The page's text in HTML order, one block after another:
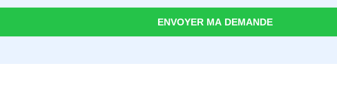
ENVOYER MA DEMANDE